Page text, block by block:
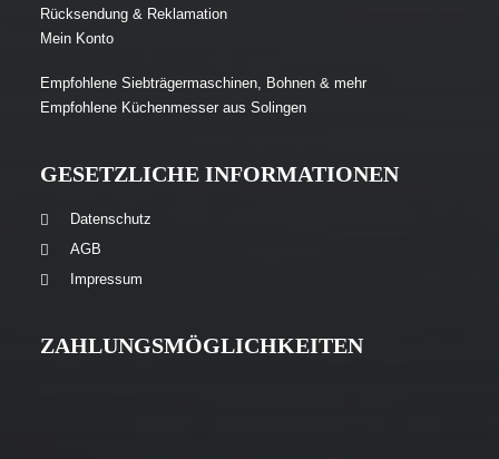
Rücksendung & Reklamation
Mein Konto
Empfohlene Siebträgermaschinen, Bohnen & mehr
Empfohlene Küchenmesser aus Solingen
GESETZLICHE INFORMATIONEN
Datenschutz
AGB
Impressum
ZAHLUNGSMÖGLICHKEITEN